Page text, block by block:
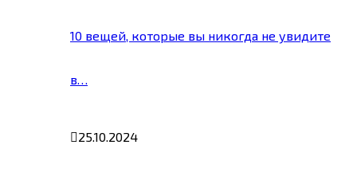
10 вещей, которые вы никогда не увидите
в…
25.10.2024